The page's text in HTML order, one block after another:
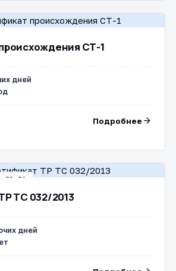
СТ-1
дней
Подробнее arrow_forward
ТР ТС
ТС 032/2013
дней